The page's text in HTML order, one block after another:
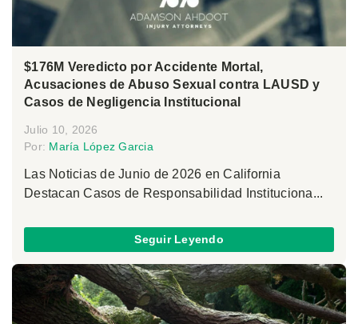
$176M Veredicto por Accidente Mortal,
Acusaciones de Abuso Sexual contra LAUSD y
Casos de Negligencia Institucional
Julio 10, 2026
Por: María López Garcia
Las Noticias de Junio de 2026 en California
Destacan Casos de Responsabilidad Instituciona...
Seguir Leyendo